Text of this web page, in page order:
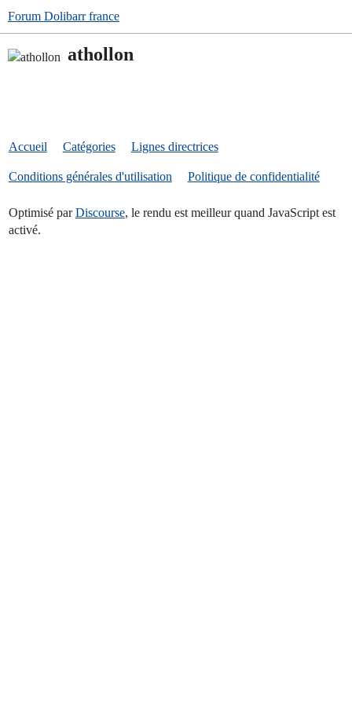
Forum Dolibarr france
athollon
Accueil Catégories Lignes directrices
Conditions générales d'utilisation Politique de confidentialité
Optimisé parDiscourse, le rendu est meilleur quand JavaScript est
activé.